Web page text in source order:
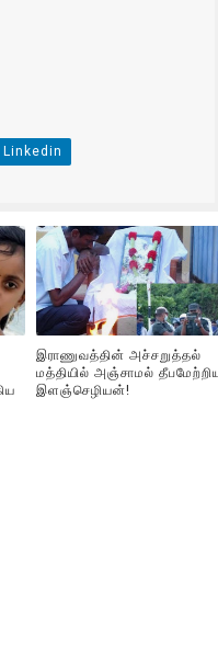
கேட்டு நடைபெற்ற
! எங்கு
Linkedin
இராணுவத்தின் அச்சறுத்தல்
மத்தியில் அஞ்சாமல்
இளஞ்செழியன்!